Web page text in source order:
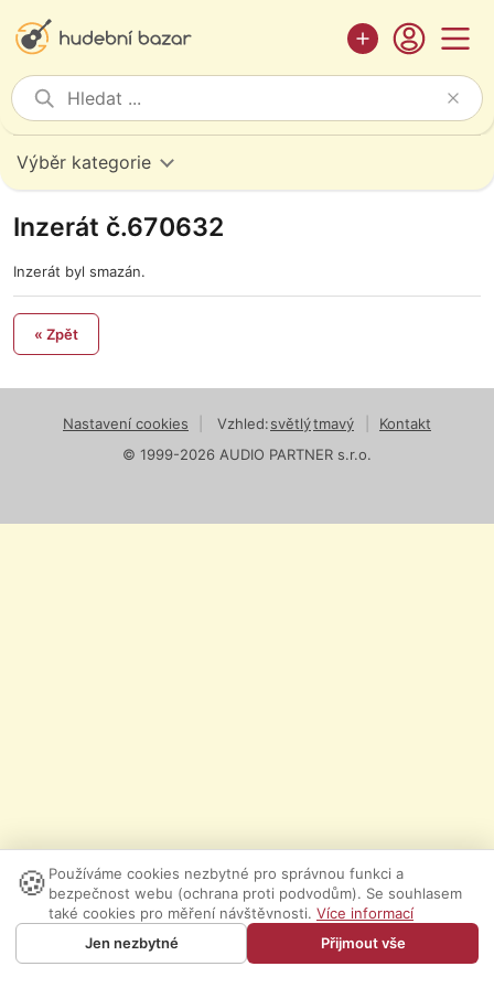
Výběr kategorie
Inzerát č.670632
Inzerát byl smazán.
« Zpět
Nastavení cookies Vzhled:světlýtmavý
Kontakt
© 1999-2026 AUDIO PARTNER s.r.o.
🍪 Používáme cookies nezbytné pro správnou funkci a
bezpečnost webu (ochrana proti podvodům). Se souhlasem
také cookies pro měření návštěvnosti. Více informací
Jen nezbytné
Přijmout vše